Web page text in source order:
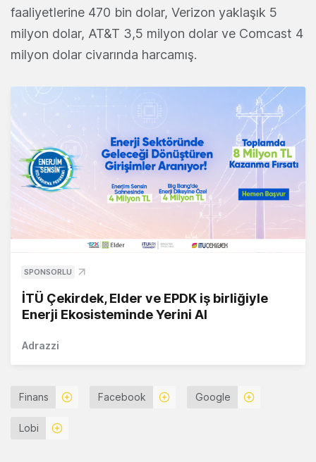
faaliyetlerine 470 bin dolar, Verizon yaklaşık 5
milyon dolar, AT&T 3,5 milyon dolar ve Comcast 4
milyon dolar civarında harcamış.
SPONSORLU
İTÜ Çekirdek, Elder ve EPDK iş birliğiyle
Enerji Ekosisteminde Yerini Al
Adrazzi
Finans Facebook Google
Lobi